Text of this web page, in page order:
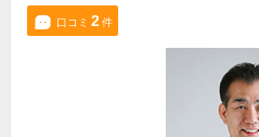
口コミ 2件